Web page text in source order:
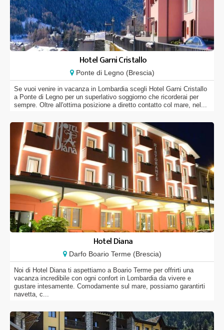
Hotel Garni Cristallo
Ponte di Legno (Brescia)
Se vuoi venire in vacanza in Lombardia scegli Hotel Garni Cristallo
a Ponte di Legno per un superlativo soggiorno che ricorderai per
sempre. Oltre all'ottima posizione a diretto contatto col mare, nel...
Hotel Diana
Darfo Boario Terme (Brescia)
Noi di Hotel Diana ti aspettiamo a Boario Terme per offrirti una
vacanza incredibile con ogni confort in Lombardia da vivere e
gustare intesamente. Comodamente sul mare, possiamo garantirti
navetta, c...